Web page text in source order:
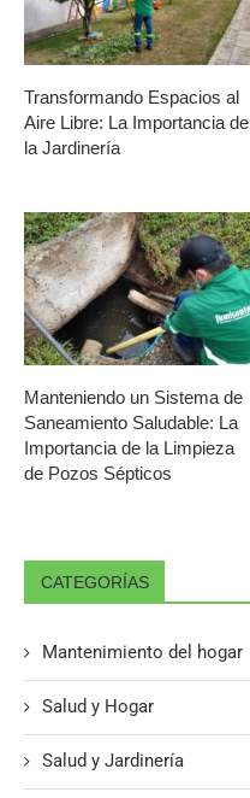
Transformando Espacios al
Aire Libre: La Importancia de
la Jardinería
Manteniendo un Sistema de
Saneamiento Saludable: La
Importancia de la Limpieza
de Pozos Sépticos
CATEGORÍAS
Mantenimiento del hogar
Salud y Hogar
Salud y Jardinería